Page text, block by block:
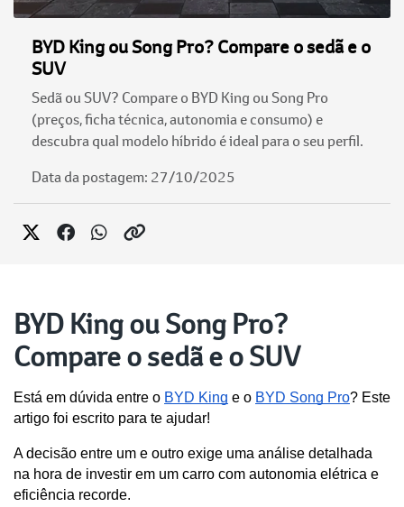
BYD King ou Song Pro? Compare o sedã e o
SUV
Sedã ou SUV? Compare o BYD King ou Song Pro
(preços, ficha técnica, autonomia e consumo) e
descubra qual modelo híbrido é ideal para o seu perfil.
Data da postagem: 27/10/2025
BYD King ou Song Pro?
Compare o sedã e o SUV
Está em dúvida entre o BYD King e o BYD Song Pro? Este
artigo foi escrito para te ajudar!
A decisão entre um e outro exige uma análise detalhada
na hora de investir em um carro com autonomia elétrica e
eficiência recorde.